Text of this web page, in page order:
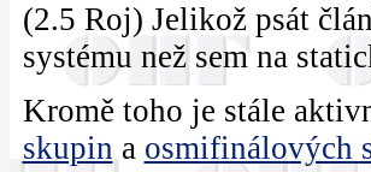
(2.5 Roj) Jelikož psát
systému než sem na
Kromě toho je stále
skupin a osmifinálových